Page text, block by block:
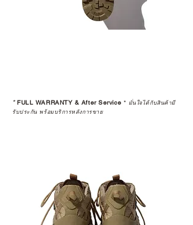
*FULL WARRANTY & After Service * มั่นใจได้กับสินค้ามี
รับประกัน พร้อมบริการหลังการขาย